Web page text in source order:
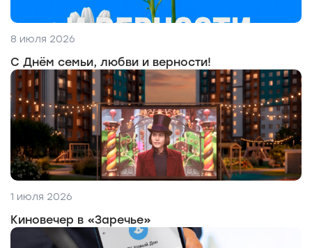
8 июля 2026
С Днём семьи, любви и верности!
1 июля 2026
Киновечер в «Заречье»